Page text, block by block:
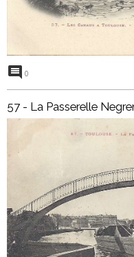
0
57 - La Passerelle